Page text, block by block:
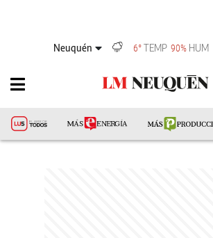
Neuquén 6° TEMP 90% HUM